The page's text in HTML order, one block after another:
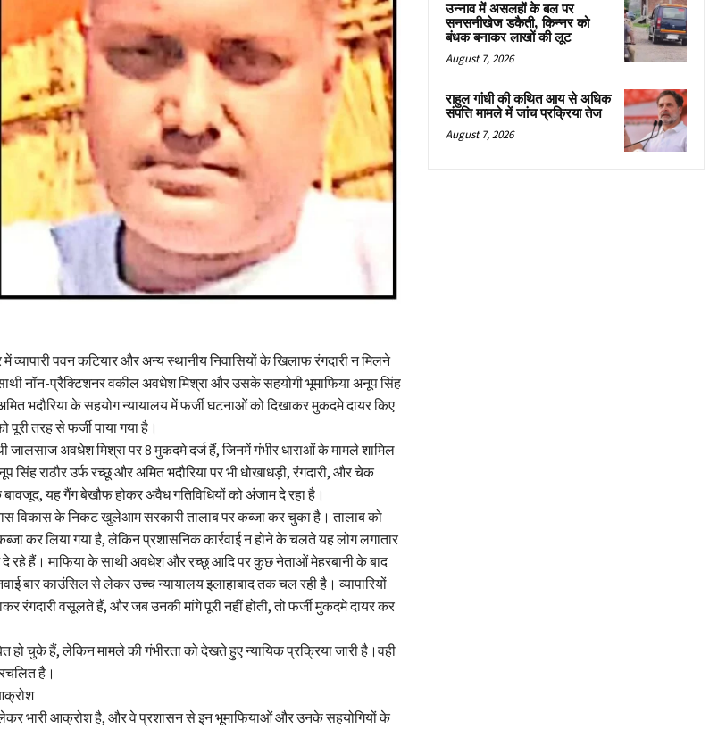
व्यापारी पवन कटियार और अन्य स्थानीय निवासियों के खिलाफ रंगदारी न मिलने
नॉन-प्रैक्टिशनर वकील अवधेश मिश्रा और उसके सहयोगी भूमाफिया अनूप सिंह
अमित भदौरिया के सहयोग न्यायालय में फर्जी घटनाओं को दिखाकर मुकदमे दायर किए
तरह से फर्जी पाया गया है।
जालसाज अवधेश मिश्रा पर 8 मुकदमे दर्ज हैं, जिनमें गंभीर धाराओं के मामले शामिल
राठौर उर्फ रच्छू और अमित भदौरिया पर भी धोखाधड़ी, रंगदारी, और चेक
यह गैंग बेखौफ होकर अवैध गतिविधियों को अंजाम दे रहा है।
विकास के निकट खुलेआम सरकारी तालाब पर कब्जा कर चुका है। तालाब को
कर लिया गया है, लेकिन प्रशासनिक कार्रवाई न होने के चलते यह लोग लगातार
रहे हैं। माफिया के साथी अवधेश और रच्छू आदि पर कुछ नेताओं मेहरबानी के बाद
बार काउंसिल से लेकर उच्च न्यायालय इलाहाबाद तक चल रही है। व्यापारियों
रंगदारी वसूलते हैं, और जब उनकी मांगे पूरी नहीं होती, तो फर्जी मुकदमे दायर कर
हो चुके हैं, लेकिन मामले की गंभीरता को देखते हुए न्यायिक प्रक्रिया जारी है।वही
है।
लेकर भारी आक्रोश है, और वे प्रशासन से इन भूमाफियाओं और उनके सहयोगियों के
उन्नाव में असलहों के बल पर
सनसनीखेज डकैती, किन्नर को
बंधक बनाकर लाखों की लूट
August 7, 2026
राहुल गांधी की कथित आय से अधिक
संपत्ति मामले में जांच प्रक्रिया तेज
August 7, 2026